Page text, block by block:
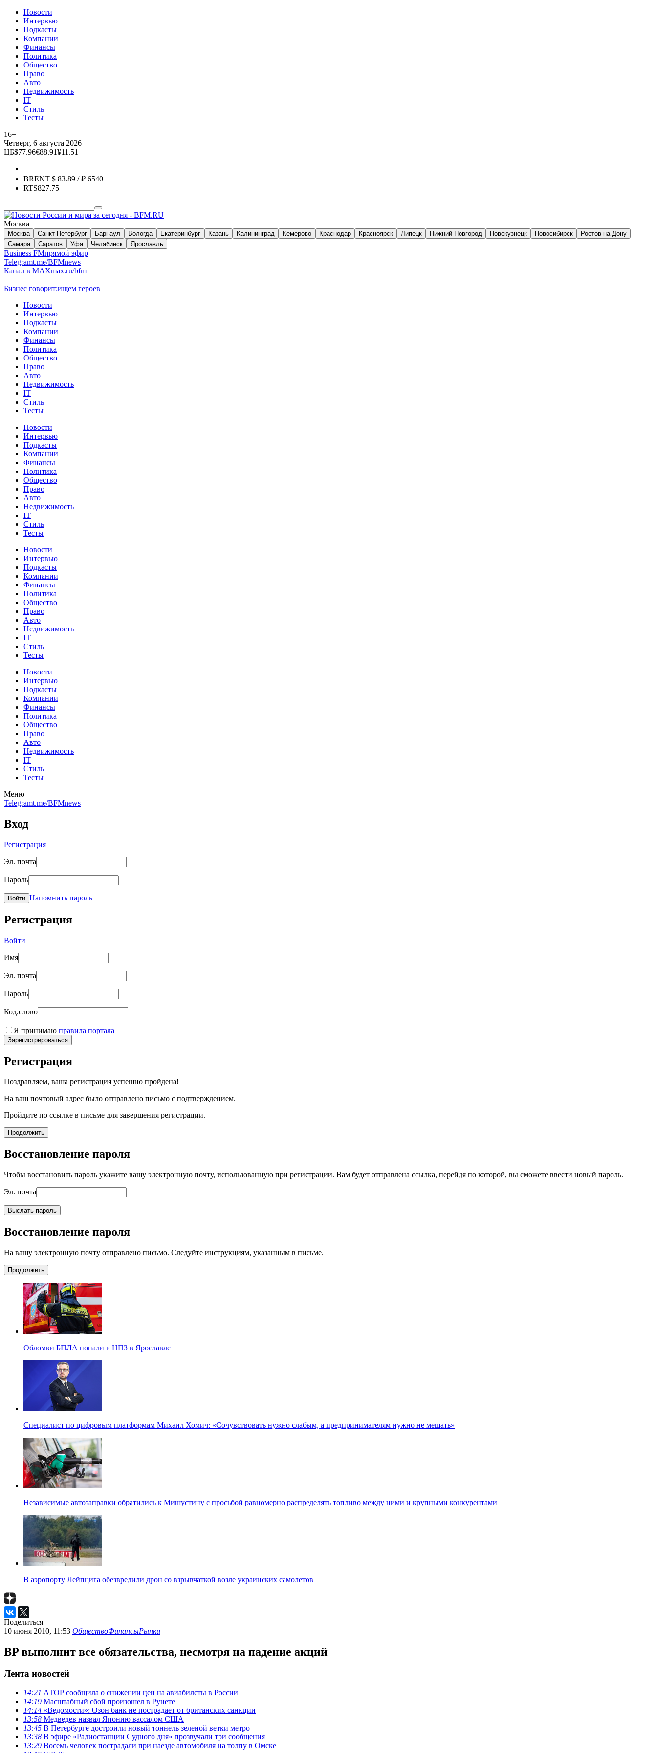
Новости
Интервью
Подкасты
Компании
Финансы
Политика
Общество
Право
Авто
Недвижимость
IT
Стиль
Тесты
16+
Четверг, 6 августа 2026
ЦБ$77.96€88.91¥11.51
BRENT $ 83.89 / ₽ 6540
RTS827.75
Москва
Москва Санкт-Петербург Барнаул Вологда Екатеринбург Казань Калининград Кемерово Краснодар Красноярск Липецк Нижний Новгород Новокузнецк Новосибирск
Ростов-на-Дону
Самара
Саратов Уфа Челябинск Ярославль
Business FMпрямой эфир
Telegramt.me/BFMnews
Канал в MAXmax.ru/bfm
Бизнес говорит:ищем героев
Новости
Интервью
Подкасты
Компании
Финансы
Политика
Общество
Право
Авто
Недвижимость
IT
Стиль
Тесты
Новости
Интервью
Подкасты
Компании
Финансы
Политика
Общество
Право
Авто
Недвижимость
IT
Стиль
Тесты
Новости
Интервью
Подкасты
Компании
Финансы
Политика
Общество
Право
Авто
Недвижимость
IT
Стиль
Тесты
Новости
Интервью
Подкасты
Компании
Финансы
Политика
Общество
Право
Авто
Недвижимость
IT
Стиль
Тесты
Меню
Telegramt.me/BFMnews
Вход
Регистрация
Эл. почта
Пароль
Войти Напомнить пароль
Регистрация
Войти
Имя
Эл. почта
Пароль
Код.слово
Я принимаю правила портала
Зарегистрироваться
Регистрация
Поздравляем, ваша регистрация успешно пройдена!
На ваш почтовый адрес было отправлено письмо с подтверждением.
Пройдите по ссылке в письме для завершения регистрации.
Продолжить
Восстановление пароля
Чтобы восстановить пароль укажите вашу электронную почту, использованную при регистрации. Вам будет отправлена ссылка, перейдя по которой, вы сможете ввести новый пароль.
Эл. почта
Выслать пароль
Восстановление пароля
На вашу электронную почту отправлено письмо. Следуйте инструкциям, указанным в письме.
Продолжить
Обломки БПЛА попали в НПЗ в Ярославле
Специалист по цифровым платформам Михаил Хомич: «Сочувствовать нужно слабым, а предпринимателям нужно не мешать»
Независимые автозаправки обратились к Мишустину с просьбой равномерно распределять топливо между ними и крупными конкурентами
В аэропорту Лейпцига обезвредили дрон со взрывчаткой возле украинских самолетов
Поделиться
10 июня 2010, 11:53 ОбществоФинансыРынки
BP выполнит все обязательства, несмотря на падение акций
Лента новостей
14:21 АТОР сообщила о снижении цен на авиабилеты в России
14:19 Масштабный сбой произошел в Рунете
14:14 «Ведомости»: Озон банк не пострадает от британских санкций
13:58 Медведев назвал Японию вассалом США
13:45 В Петербурге достроили новый тоннель зеленой ветки метро
13:38 В эфире «Радиостанции Судного дня» прозвучали три сообщения
13:29 Восемь человек пострадали при наезде автомобиля на толпу в Омске